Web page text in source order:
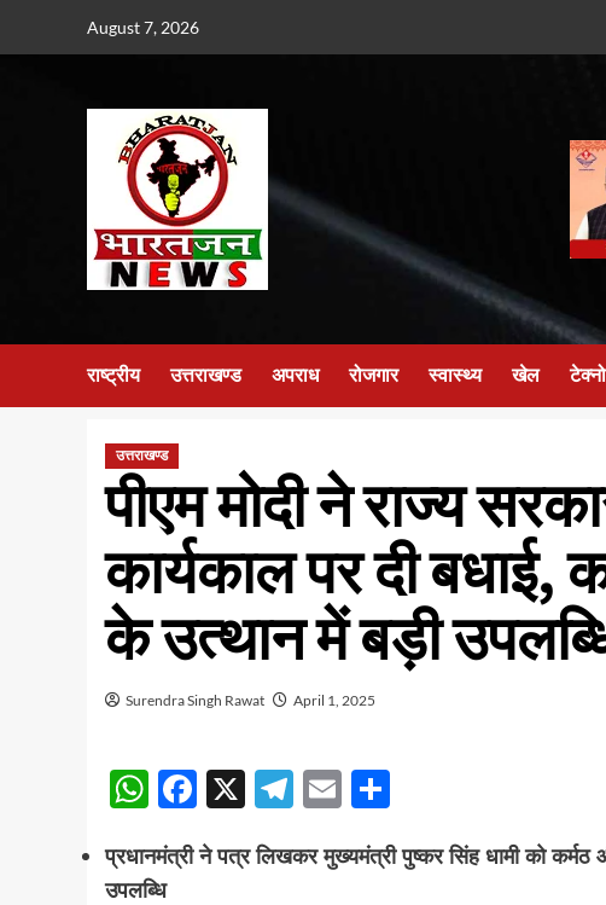
August 7, 2026
राष्ट्रीय उत्तराखण्ड अपराध रोजगार स्वास्थ्य खेल
उत्तराखण्ड
पीएम मोदी ने राज्य
कार्यकाल पर दी बधाई,
के उत्थान में बड़ी
Surendra Singh Rawat April 1, 2025
WhatsApp
Facebook
X Telegram
Email
प्रधानमंत्री ने पत्र लिखकर मुख्यमंत्री पुष्कर सिंह धामी को
उपलब्धि